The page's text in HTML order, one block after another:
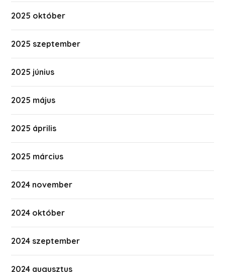
2025 október
2025 szeptember
2025 június
2025 május
2025 április
2025 március
2024 november
2024 október
2024 szeptember
2024 augusztus